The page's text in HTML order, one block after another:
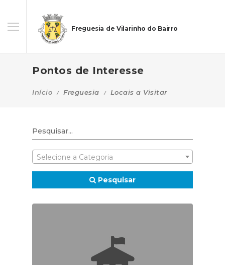
Freguesia de Vilarinho do Bairro
Pontos de Interesse
Início Freguesia Locais a Visitar
Selecione a Categoria
Pesquisar